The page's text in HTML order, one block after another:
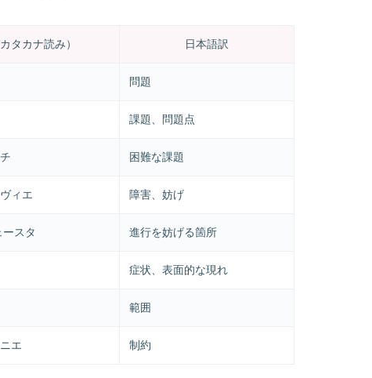
タカナ読み） 日本語訳
問題
課題、問題点
困難な課題
ィエ 障害、妨げ
スタ 進行を妨げる箇所
症状、表面的な現れ
範囲
エ 制約